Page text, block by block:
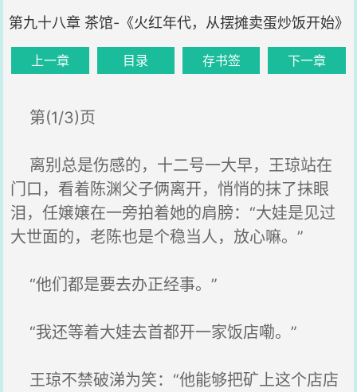
第九十八章 茶馆-《火红年代，从摆摊卖蛋炒饭开始》
上一章 目录 存书签 下一章
第(1/3)页
离别总是伤感的，十二号一大早，王琼站在
门口，看着陈渊父子俩离开，悄悄的抹了抹眼
泪，任嬢嬢在一旁拍着她的肩膀：“大娃是见过
大世面的，老陈也是个稳当人，放心嘛。”
“他们都是要去办正经事。”
“我还等着大娃去首都开一家饭店嘞。”
王琼不禁破涕为笑：“他能够把矿上这个店店